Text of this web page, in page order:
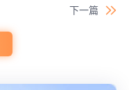
下一篇